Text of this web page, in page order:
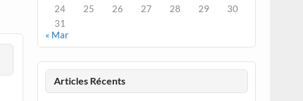
24
25 26 27 28 29
30
31
« Mar
Articles Récents